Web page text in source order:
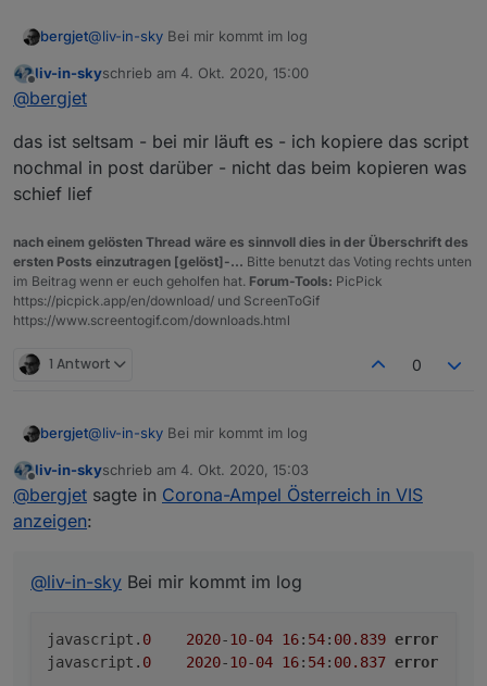
bergjet@liv-in-sky Bei mir kommt im log
javascript.0	2020-10-04 16:54:00.839	error
Offline
liv-in-skyschrieb am 4. Okt. 2020, 15:00
zuletzt editiert von
@bergjet
das ist seltsam - bei mir läuft es - ich kopiere das script
nochmal in post darüber - nicht das beim kopieren was
schief lief
nach einem gelösten Thread wäre es sinnvoll dies in der Überschrift des
ersten Posts einzutragen [gelöst]-... Bitte benutzt das Voting rechts unten
im Beitrag wenn er euch geholfen hat. Forum-Tools: PicPick
https://picpick.app/en/download/ und ScreenToGif
https://www.screentogif.com/downloads.html
1 Antwort 0
bergjet@liv-in-sky Bei mir kommt im log
javascript.0	2020-10-04 16:54:00.839	error
Offline
liv-in-skyschrieb am 4. Okt. 2020, 15:03
zuletzt editiert von
@bergjet sagte in Corona-Ampel Österreich in VIS
anzeigen:
@liv-in-sky Bei mir kommt im log
javascript. 0 2020-10-04 16: 54: 00.839 error
javascript. 0 2020-10-04 16: 54: 00.837 error